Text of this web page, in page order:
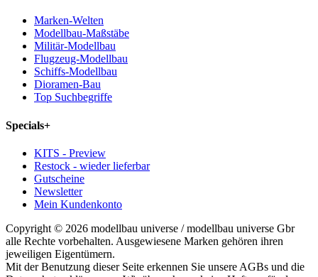
Marken-Welten
Modellbau-Maßstäbe
Militär-Modellbau
Flugzeug-Modellbau
Schiffs-Modellbau
Dioramen-Bau
Top Suchbegriffe
Specials+
KITS - Preview
Restock - wieder lieferbar
Gutscheine
Newsletter
Mein Kundenkonto
Copyright © 2026 modellbau universe / modellbau universe Gbr
alle Rechte vorbehalten. Ausgewiesene Marken gehören ihren
jeweiligen Eigentümern.
Mit der Benutzung dieser Seite erkennen Sie unsere AGBs und die